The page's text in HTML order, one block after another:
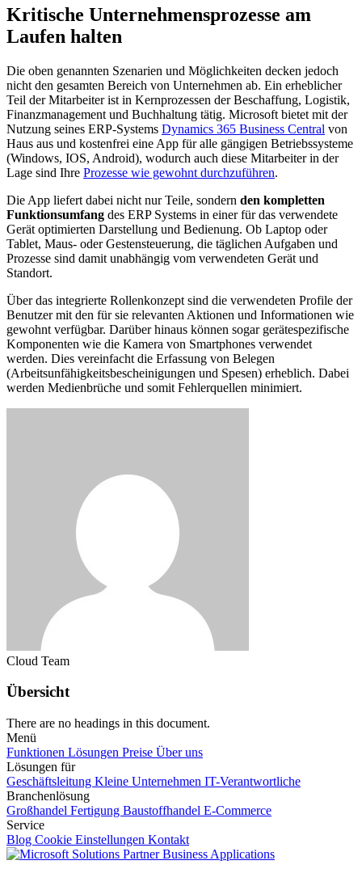
Kritische Unternehmensprozesse am
Laufen halten
Die oben genannten Szenarien und Möglichkeiten decken jedoch
nicht den gesamten Bereich von Unternehmen ab. Ein erheblicher
Teil der Mitarbeiter ist in Kernprozessen der Beschaffung, Logistik,
Finanzmanagement und Buchhaltung tätig. Microsoft bietet mit der
Nutzung seines ERP-Systems Dynamics 365 Business Central von
Haus aus und kostenfrei eine App für alle gängigen Betriebssysteme
(Windows, IOS, Android), wodurch auch diese Mitarbeiter in der
Lage sind Ihre Prozesse wie gewohnt durchzuführen.
Die App liefert dabei nicht nur Teile, sondern den kompletten
Funktionsumfang des ERP Systems in einer für das verwendete
Gerät optimierten Darstellung und Bedienung. Ob Laptop oder
Tablet, Maus- oder Gestensteuerung, die täglichen Aufgaben und
Prozesse sind damit unabhängig vom verwendeten Gerät und
Standort.
Über das integrierte Rollenkonzept sind die verwendeten Profile der
Benutzer mit den für sie relevanten Aktionen und Informationen wie
gewohnt verfügbar. Darüber hinaus können sogar gerätespezifische
Komponenten wie die Kamera von Smartphones verwendet
werden. Dies vereinfacht die Erfassung von Belegen
(Arbeitsunfähigkeitsbescheinigungen und Spesen) erheblich. Dabei
werden Medienbrüche und somit Fehlerquellen minimiert.
Cloud Team
Übersicht
There are no headings in this document.
Menü
Funktionen Lösungen Preise Über uns
Lösungen für
Geschäftsleitung Kleine Unternehmen IT-Verantwortliche
Branchenlösung
Großhandel Fertigung Baustoffhandel E-Commerce
Service
Blog Cookie Einstellungen Kontakt